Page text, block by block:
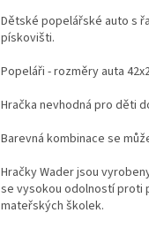
Dětské popelářské auto s
pískovišti.
Popeláři - rozměry auta
Hračka nevhodná pro děti
Barevná kombinace se
Hračky Wader jsou
se vysokou odolností proti
mateřských školek.